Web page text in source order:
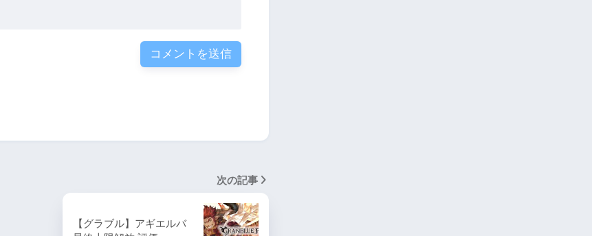
次の記事
【グラブル】アギエルバ